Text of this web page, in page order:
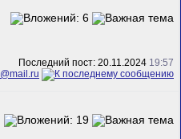
Последний пост: 20.11.2024 19:57